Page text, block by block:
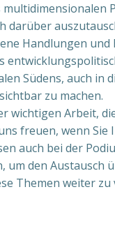
multidimensionalen
darüber
Handlungen und
Südens, auch in
sichtbar zu machen.
wichtigen Arbeit,
freuen, wenn Sie
auch bei der
um den Austausch
Themen weiter zu